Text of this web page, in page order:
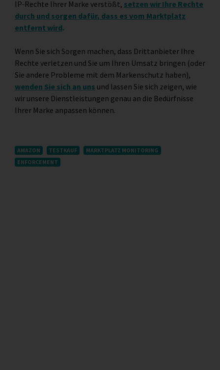
IP-Rechte Ihrer Marke verstößt, setzen wir Ihre Rechte
durch und sorgen dafür, dass es vom Marktplatz
entfernt wird.
Wenn Sie sich Sorgen machen, dass Drittanbieter Ihre
Rechte verletzen und Sie um Ihren Umsatz bringen (oder
Sie andere Probleme mit dem Markenschutz haben),
wenden Sie sich an uns und lassen Sie sich zeigen, wie
wir unsere Dienstleistungen genau an die Bedürfnisse
Ihrer Marke anpassen können.
AMAZON TESTKAUF
MARKTPLATZ MONITORING
ENFORCEMENT